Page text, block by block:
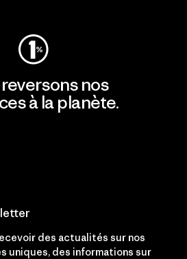
nos
à la planète.
des actualités sur nos
uniques, des informations sur